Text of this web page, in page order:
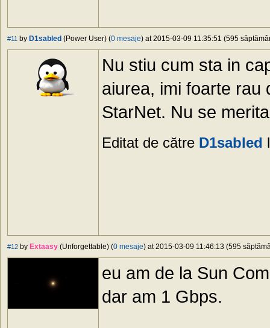
#11 by D1sabled (Power User) (0 mesaje) at 2015-03-09 11:35:51 (595
Nu stiu cum sta in
aiurea, imi foarte rau
StarNet. Nu se
Editat de către D1sabled
#12 by Extaasy (Unforgettable) (0 mesaje) at 2015-03-09 11:46:13 (595
eu am de la Sun
dar am 1 Gbps.